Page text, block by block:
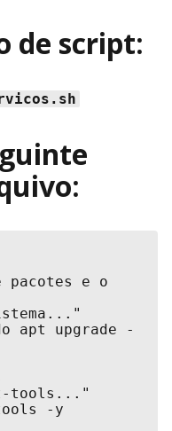
de script:
e o
apt upgrade -
tools..."
-y